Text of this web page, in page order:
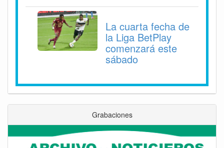
La cuarta fecha de
la Liga BetPlay
comenzará este
sábado
Grabaciones